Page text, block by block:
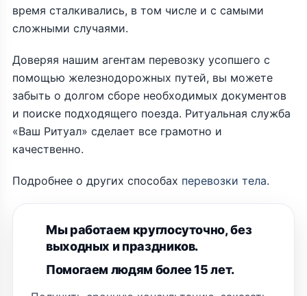
время сталкивались, в том числе и с самыми
сложными случаями.
Доверяя нашим агентам перевозку усопшего с
помощью железнодорожных путей, вы можете
забыть о долгом сборе необходимых документов
и поиске подходящего поезда. Ритуальная служба
«Ваш Ритуал» сделает все грамотно и
качественно.
Подробнее о других способах перевозки тела.
Мы работаем круглосуточно, без
выходных и праздников.
Помогаем людям более 15 лет.